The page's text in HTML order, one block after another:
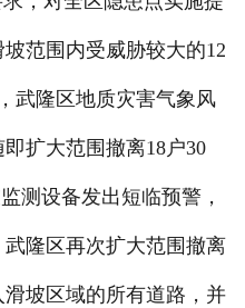
范围内受威胁较大的12
武隆区地质灾害气象风
扩大范围撤离18户30
测设备发出短临预警，
隆区再次扩大范围撤离
坡区域的所有道路，并